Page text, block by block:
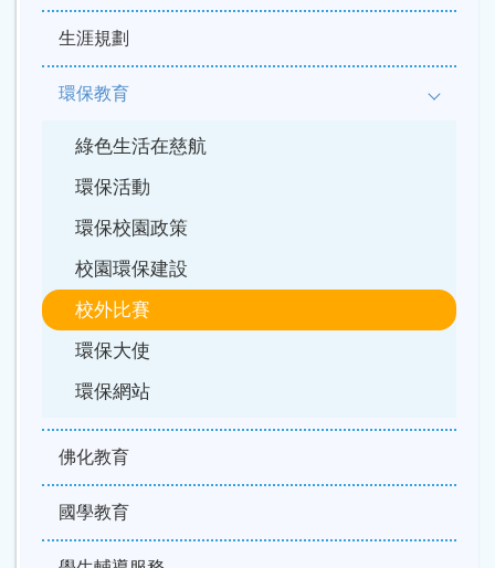
生涯規劃
環保教育
綠色生活在慈航
環保活動
環保校園政策
校園環保建設
校外比賽
環保大使
環保網站
佛化教育
國學教育